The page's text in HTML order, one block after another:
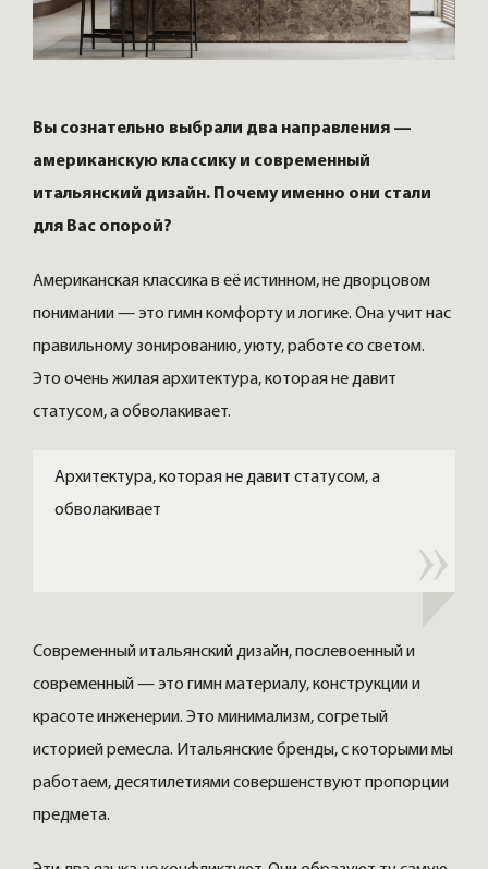
Вы сознательно выбрали два направления —
американскую классику и современный
итальянский дизайн. Почему именно они стали
для Вас опорой?
Американская классика в её истинном, не дворцовом
понимании — это гимн комфорту и логике. Она учит нас
правильному зонированию, уюту, работе со светом.
Это очень жилая архитектура, которая не давит
статусом, а обволакивает.
Архитектура, которая не давит статусом, а
обволакивает
Современный итальянский дизайн, послевоенный и
современный — это гимн материалу, конструкции и
красоте инженерии. Это минимализм, согретый
историей ремесла. Итальянские бренды, с которыми мы
работаем, десятилетиями совершенствуют пропорции
предмета.